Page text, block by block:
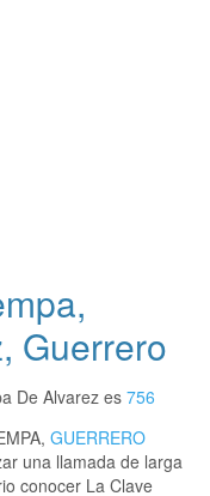
Guerrero
De Alvarez es 756
GUERRERO
una llamada de larga
conocer La Clave